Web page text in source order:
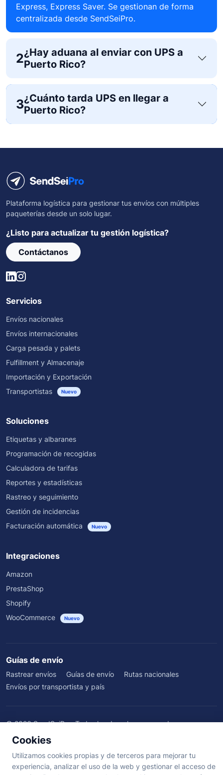
Express, Express Saver. Se gestionan de forma
centralizada desde SendSeiPro.
2¿Hay aduana al enviar con UPS a
Puerto Rico?
3¿Cuánto tarda UPS en llegar a
Puerto Rico?
Cookies
Utilizamos cookies propias y de terceros para mejorar tu
experiencia, analizar el uso de la web y gestionar el acceso de
Plataforma logística para gestionar tus envíos con múltiples
paqueterías desde un solo lugar.
¿Listo para actualizar tu gestión logística?
Contáctanos
Servicios
Envíos nacionales
Envíos internacionales
Carga pesada y palets
Fulfillment y Almacenaje
Importación y Exportación
Transportistas
Nuevo
Soluciones
Etiquetas y albaranes
Programación de recogidas
Calculadora de tarifas
Reportes y estadísticas
Rastreo y seguimiento
Gestión de incidencias
Facturación automática
Nuevo
Integraciones
Amazon
PrestaShop
Shopify
WooCommerce
Nuevo
Guías de envío
Rastrear envíos Guías de envío
Rutas nacionales
Envíos por transportista y país
©2026SendSeiPro. Todos los derechos reservados.
Quiénes somos
Términos·Privacidad